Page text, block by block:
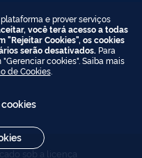
sob a licença
e prover serviços
você terá acesso a todas
"Rejeitar Cookies", os cookies
serão desativados. Para
cookies". Saiba mais
de Cookies.